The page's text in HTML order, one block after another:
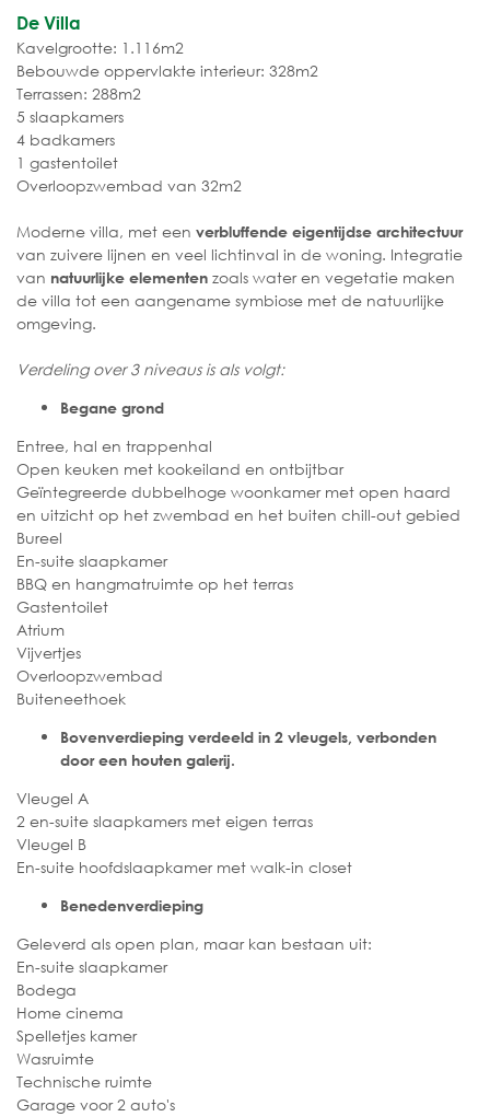
De Villa
Kavelgrootte: 1.116m2
Bebouwde oppervlakte interieur: 328m2
Terrassen: 288m2
5 slaapkamers
4 badkamers
1 gastentoilet
Overloopzwembad van 32m2
Moderne villa, met een verbluffende eigentijdse architectuur
van zuivere lijnen en veel lichtinval in de woning. Integratie
van natuurlijke elementen zoals water en vegetatie maken
de villa tot een aangename symbiose met de natuurlijke
omgeving.
Verdeling over 3 niveaus is als volgt:
Begane grond
Entree, hal en trappenhal
Open keuken met kookeiland en ontbijtbar
Geïntegreerde dubbelhoge woonkamer met open haard
en uitzicht op het zwembad en het buiten chill-out gebied
Bureel
En-suite slaapkamer
BBQ en hangmatruimte op het terras
Gastentoilet
Atrium
Vijvertjes
Overloopzwembad
Buiteneethoek
Bovenverdieping verdeeld in 2 vleugels, verbonden
door een houten galerij.
Vleugel A
2 en-suite slaapkamers met eigen terras
Vleugel B
En-suite hoofdslaapkamer met walk-in closet
Benedenverdieping
Geleverd als open plan, maar kan bestaan uit:
En-suite slaapkamer
Bodega
Home cinema
Spelletjes kamer
Wasruimte
Technische ruimte
Garage voor 2 auto's